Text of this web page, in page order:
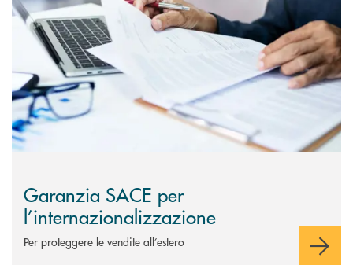
Garanzia SACE per
l’internazionalizzazione
Per proteggere le vendite all’estero